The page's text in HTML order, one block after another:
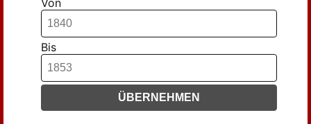
Klöden jun., A. (29)
Koch (34)
Koeler, Hermann (29)
Lehmann (9)
Von
Bis
ÜBERNEHMEN